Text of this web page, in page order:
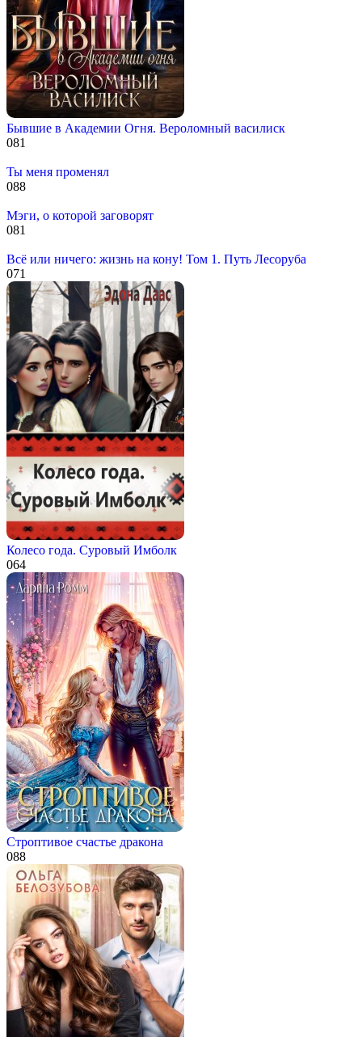
Бывшие в Академии Огня. Вероломный василиск
081
Ты меня променял
088
Мэги, о которой заговорят
081
Всё или ничего: жизнь на кону! Том 1. Путь Лесоруба
071
Колесо года. Суровый Имболк
064
Строптивое счастье дракона
088